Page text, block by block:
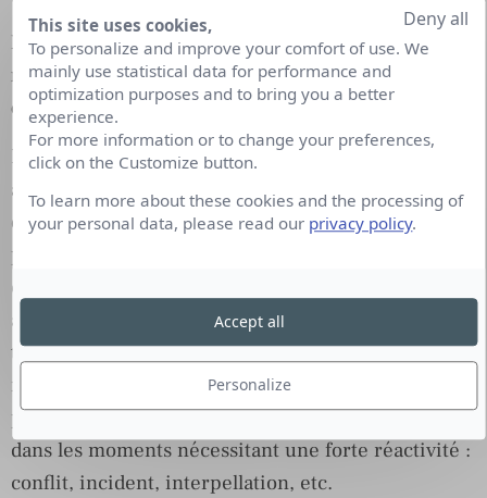
Et plus largement comment utilisez-vous les
médias sociaux pour votre politique de
communication externe ?
Depuis 6 ans, j’anime une page Facebook depuis 6
ans et un compte twitter. L’objectif est d’abord
d’atteindre les journalistes, les curieux de la
presse, les profs. On y diffuse des informations
corporate ou d’actualités de l’entreprise. Nous
avons aussi assuré la présence quotidienne de
titres investissant sur le réseau : nouveautés,
nouvelles formules, promotions, événements
particuliers. Le compte twitter est aussi très utile
dans les moments nécessitant une forte réactivité :
conflit, incident, interpellation, etc.
This site uses cookies,
To personalize and improve your comfort of use. We
mainly use statistical data for performance and
optimization purposes and to bring you a better
experience.
For more information or to change your preferences,
click on the Customize button.
To learn more about these cookies and the processing of
your personal data, please read our privacy policy.
Personalize
Deny all
Accept all